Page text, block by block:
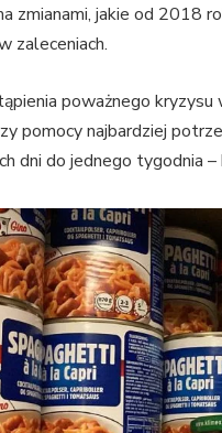
zmianami, jakie od 2018
zaleceniach.
poważnego
pomocy najbardziej
dni do jednego tygodnia